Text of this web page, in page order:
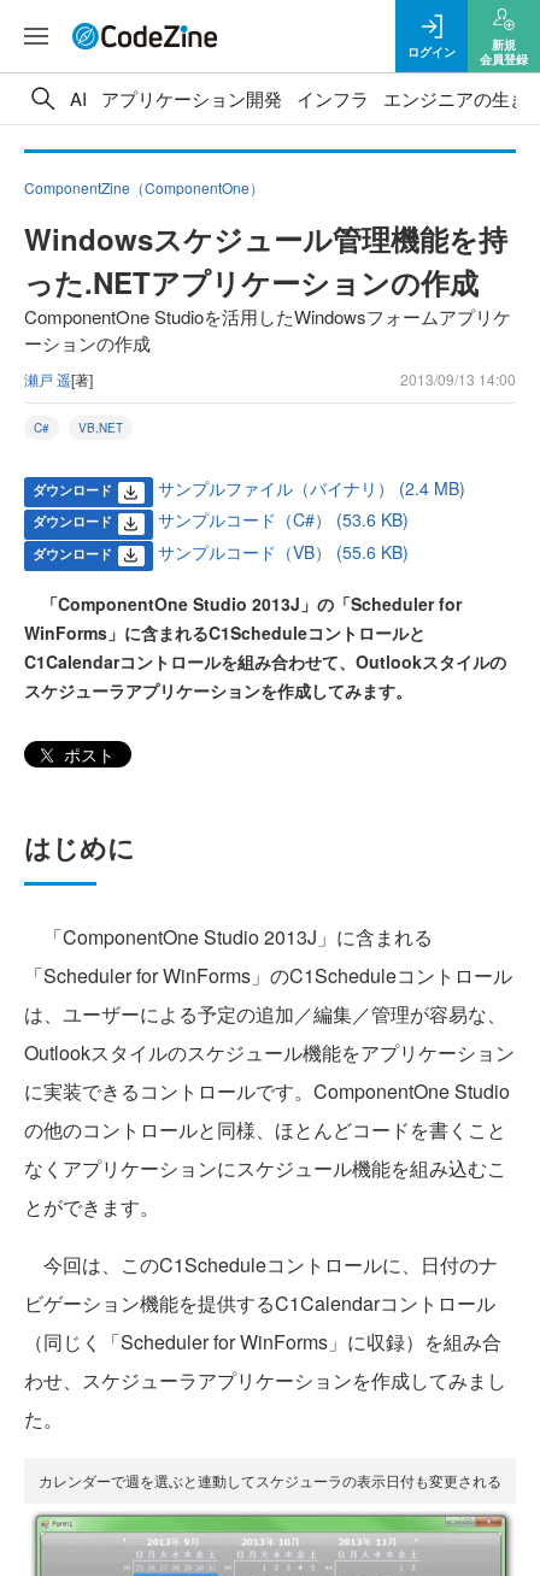
ログイン
新規
会員登録
AI アプリケーション開発 インフラ エンジニアの生き
ComponentZine（ComponentOne）
Windowsスケジュール管理機能を持
った.NETアプリケーションの作成
ComponentOne Studioを活用したWindowsフォームアプリケ
ーションの作成
瀬戸 遥[著] 2013/09/13 14:00
C# VB.NET
ダウンロード サンプルファイル（バイナリ） (2.4 MB)
ダウンロード サンプルコード（C#） (53.6 KB)
ダウンロード サンプルコード（VB） (55.6 KB)
「ComponentOne Studio 2013J」の「Scheduler for
WinForms」に含まれるC1Scheduleコントロールと
C1Calendarコントロールを組み合わせて、Outlookスタイルの
スケジューラアプリケーションを作成してみます。
ポスト
はじめに
「ComponentOne Studio 2013J」に含まれる
「Scheduler for WinForms」のC1Scheduleコントロール
は、ユーザーによる予定の追加／編集／管理が容易な、
Outlookスタイルのスケジュール機能をアプリケーション
に実装できるコントロールです。ComponentOne Studio
の他のコントロールと同様、ほとんどコードを書くこと
なくアプリケーションにスケジュール機能を組み込むこ
とができます。
今回は、このC1Scheduleコントロールに、日付のナ
ビゲーション機能を提供するC1Calendarコントロール
（同じく「Scheduler for WinForms」に収録）を組み合
わせ、スケジューラアプリケーションを作成してみまし
た。
カレンダーで週を選ぶと連動してスケジューラの表示日付も変更される